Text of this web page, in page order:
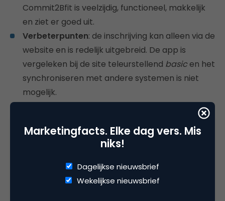
Commit2Bfit is veelzijdig, functioneel, makkelijk
en ziet er goed uit.
Verbeterpunten: de inschrijving kan alleen via de
website en is redelijk uitgebreid. De app is
vergeleken bij de site teleurstellend basicen het
synchroniseren met andere systemen is niet
mogelijk.
Met deze app houd je je dagelijkse activiteit bij, zoals
worden gevisualiseerd in brandstof: Nike Fuel.
Marketingfacts. Elke dag vers. Mis
niks!
Dagelijkse nieuwsbrief
Wekelijkse nieuwsbrief